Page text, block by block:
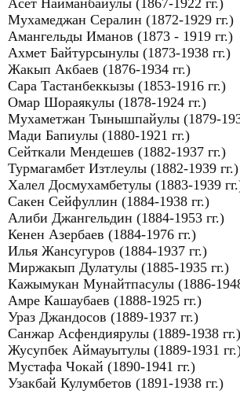
Асет Найманбайулы (1867-1922 гг.)
Мухамеджан Сералин (1872-1929 гг.)
Амангельды Иманов (1873 - 1919 гг.)
Ахмет Байтурсынулы (1873-1938 гг.)
Жакып Акбаев (1876-1934 гг.)
Сара Тастанбеккызы (1853-1916 гг.)
Омар Шораякулы (1878-1924 гг.)
Мухаметжан Тынышпайулы (1879-
Мади Бапиулы (1880-1921 гг.)
Сейткали Мендешев (1882-1937 гг.)
Турмагамбет Изтлеулы (1882-1939 гг.)
Халел Досмухамбетулы (1883-1939
Сакен Сейфуллин (1884-1938 гг.)
Алиби Джангельдин (1884-1953 гг.)
Кенен Азербаев (1884-1976 гг.)
Илья Жансугуров (1884-1937 гг.)
Миржакып Дулатулы (1885-1935 гг.)
Кажымукан Мунайтпасулы (1886-
Амре Кашаубаев (1888-1925 гг.)
Ураз Джандосов (1889-1937 гг.)
Санжар Асфендиярулы (1889-1938 гг.)
Жусупбек Аймауытулы (1889-1931
Мустафа Чокай (1890-1941 гг.)
Узакбай Кулумбетов (1891-1938 гг.)